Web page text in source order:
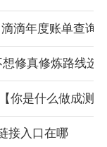
的记录在任何时
，面对不同的怪
滴年度账单查询
修真修炼路线选
你是什么做成测
接入口在哪